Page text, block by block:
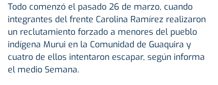
Todo comenzó el pasado 26 de marzo, cuando
integrantes del frente Carolina Ramírez realizaron
un reclutamiento forzado a menores del pueblo
indígena Murui en la Comunidad de Guaquira y
cuatro de ellos intentaron escapar, según informa
el medio Semana.